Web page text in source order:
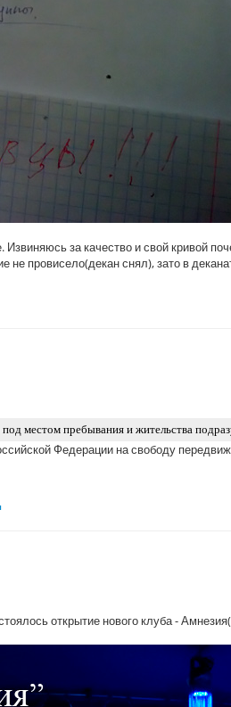
Извиняюсь за качество и свой кривой
не провисело(декан снял), зато в
местом пребывания и жительства
Федерации на свободу
открытие нового клуба -